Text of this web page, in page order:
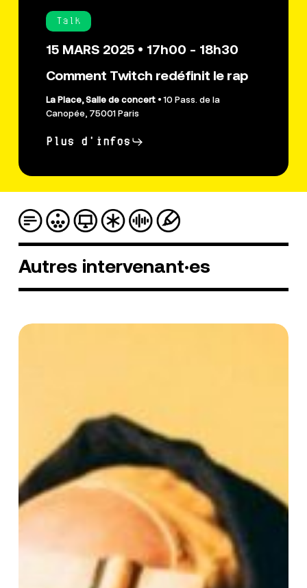
Talk
15 MARS 2025 • 17h00 - 18h30
Comment Twitch redéfinit le rap
La Place, Salle de concert • 10 Pass. de la
Canopée, 75001 Paris
Plus d'infos
Autres intervenant·es
HoussBad